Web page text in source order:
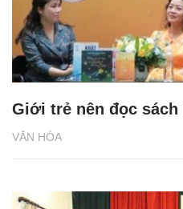
VĂN HÓA
Giới trẻ nên đọc sách